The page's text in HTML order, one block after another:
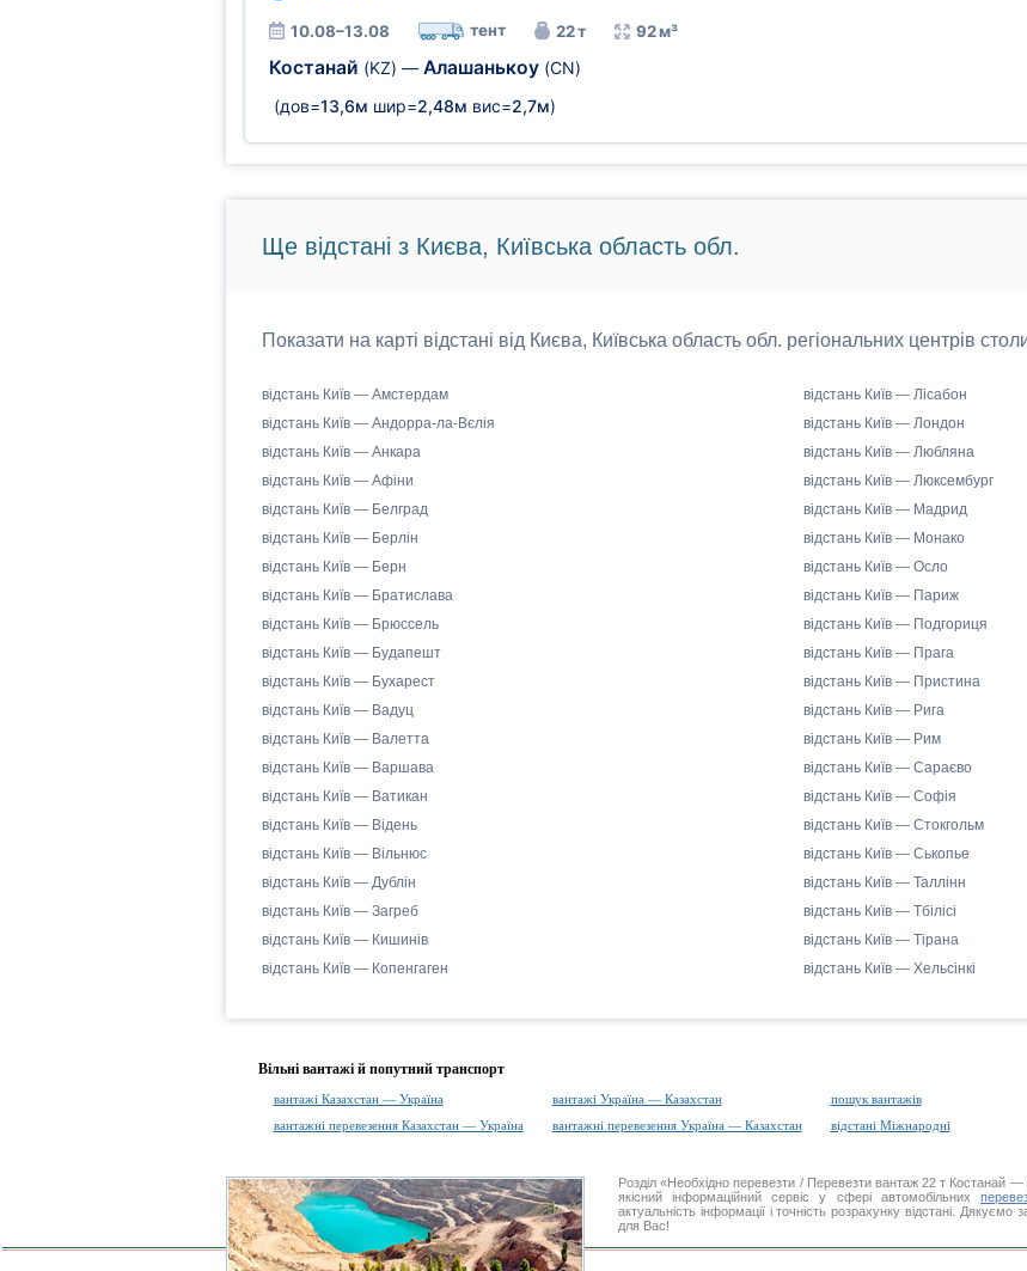
10.08–13.08 тент 22 т 92 м³
Костанай (KZ) — Алашанькоу (CN)
(дов=13,6м шир=2,48м вис=2,7м)
Ще відстані з Києва, Київська область обл.
Показати на карті відстані від Києва, Київська область обл. регіональних центрів
відстань Київ — Амстердам
відстань Київ — Андорра-ла-Вєлія
відстань Київ — Анкара
відстань Київ — Афіни
відстань Київ — Белград
відстань Київ — Берлін
відстань Київ — Берн
відстань Київ — Братислава
відстань Київ — Брюссель
відстань Київ — Будапешт
відстань Київ — Бухарест
відстань Київ — Вадуц
відстань Київ — Валетта
відстань Київ — Варшава
відстань Київ — Ватикан
відстань Київ — Відень
відстань Київ — Вільнюс
відстань Київ — Дублін
відстань Київ — Загреб
відстань Київ — Кишинів
відстань Київ — Копенгаген
відстань Київ — Лісабон
відстань Київ — Лондон
відстань Київ — Любляна
відстань Київ — Люксембург
відстань Київ — Мадрид
відстань Київ — Монако
відстань Київ — Осло
відстань Київ — Париж
відстань Київ — Подгориця
відстань Київ — Прага
відстань Київ — Пристина
відстань Київ — Рига
відстань Київ — Рим
відстань Київ — Сараєво
відстань Київ — Софія
відстань Київ — Стокгольм
відстань Київ — Ськопье
відстань Київ — Таллінн
відстань Київ — Тбілісі
відстань Київ — Тірана
відстань Київ — Хельсінкі
Вільні вантажі й попутний транспорт
вантажі Казахстан — Україна вантажі Україна — Казахстан
пошук вантажів
вантажні перевезення Казахстан — Україна
вантажні перевезення Україна — Казахстан відстані Міжнародні
Розділ «Необхідно перевезти / Перевезти вантаж 22 т Костанай
якісний інформаційний сервіс у сфері автомобільних
актуальність інформації і точність розрахунку відстані.
для Вас!